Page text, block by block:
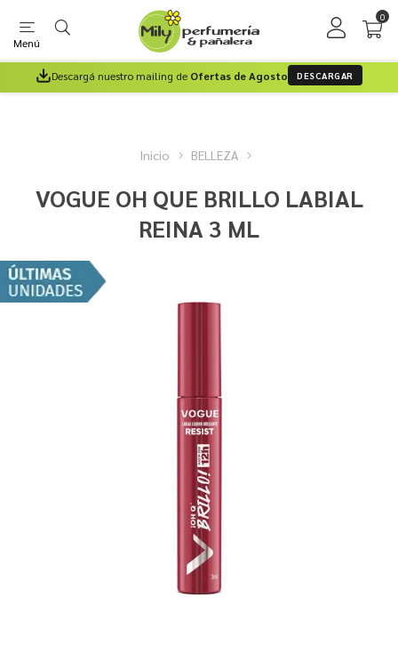
Menú
0
Descargá nuestro mailing de Ofertas de Agosto DESCARGAR
Inicio BELLEZA
VOGUE OH QUE BRILLO LABIAL
REINA 3 ML